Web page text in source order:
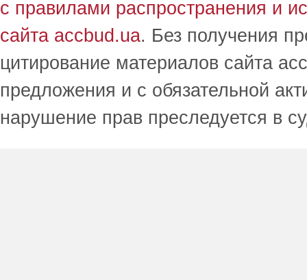
с правилами распространения и
сайта accbud.ua. Без получения
цитирование материалов сайта
предложения и с обязательной
нарушение прав преследуется в